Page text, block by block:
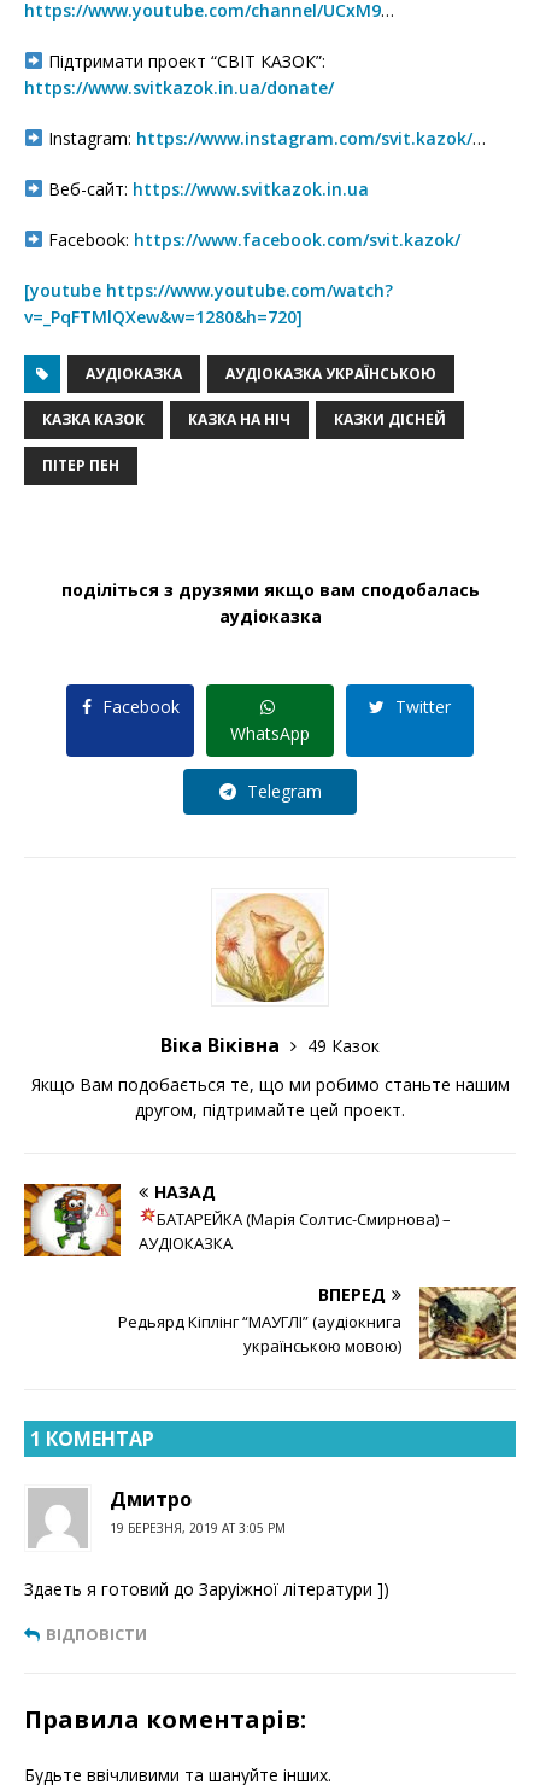
https://www.youtube.com/channel/UCxM9…
Підтримати проект “СВІТ КАЗОК”:
https://www.svitkazok.in.ua/donate/
Instagram: https://www.instagram.com/svit.kazok/…
Веб-сайт: https://www.svitkazok.in.ua
Facebook: https://www.facebook.com/svit.kazok/
[youtube https://www.youtube.com/watch?
v=_PqFTMlQXew&w=1280&h=720]
АУДІОКАЗКА АУДІОКАЗКА УКРАЇНСЬКОЮ
КАЗКА КАЗОК КАЗКА НА НІЧ КАЗКИ ДІСНЕЙ
ПІТЕР ПЕН
поділіться з друзями якщо вам сподобалась
аудіоказка
Facebook
WhatsApp
Twitter
Telegram
Віка Віківна
49 Казок
Якщо Вам подобається те, що ми робимо станьте нашим
другом, підтримайте цей проект.
НАЗАД
БАТАРЕЙКА (Марія Солтис-Смирнова) –
АУДІОКАЗКА
ВПЕРЕД
Редьярд Кіплінг “МАУГЛІ” (аудіокнига
українською мовою)
1 КОМЕНТАР
Дмитро
19 БЕРЕЗНЯ, 2019 AT 3:05 PM
Здаеть я готовий до Заруіжної літератури ])
ВІДПОВІСТИ
Правила коментарів:
Будьте ввічливими та шануйте інших.